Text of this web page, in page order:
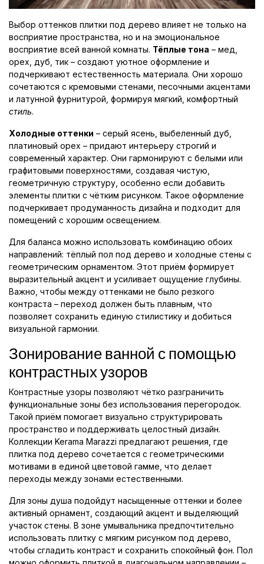
Выбор оттенков плитки под дерево влияет не только на
восприятие пространства, но и на эмоциональное
восприятие всей ванной комнаты. Тёплые тона – мед,
орех, дуб, тик – создают уютное оформление и
подчеркивают естественность материала. Они хорошо
сочетаются с кремовыми стенами, песочными акцентами
и латунной фурнитурой, формируя мягкий, комфортный
стиль.
Холодные оттенки – серый ясень, выбеленный дуб,
платиновый орех – придают интерьеру строгий и
современный характер. Они гармонируют с белыми или
графитовыми поверхностями, создавая чистую,
геометричную структуру, особенно если добавить
элементы плитки с чётким рисунком. Такое оформление
подчеркивает продуманность дизайна и подходит для
помещений с хорошим освещением.
Для баланса можно использовать комбинацию обоих
направлений: тёплый пол под дерево и холодные стены с
геометрическим орнаментом. Этот приём формирует
выразительный акцент и усиливает ощущение глубины.
Важно, чтобы между оттенками не было резкого
контраста – переход должен быть плавным, что
позволяет сохранить единую стилистику и добиться
визуальной гармонии.
Зонирование ванной с помощью
контрастных узоров
Контрастные узоры позволяют чётко разграничить
функциональные зоны без использования перегородок.
Такой приём помогает визуально структурировать
пространство и поддерживать целостный дизайн.
Коллекции Kerama Marazzi предлагают решения, где
плитка под дерево сочетается с геометрическими
мотивами в единой цветовой гамме, что делает
переходы между зонами естественными.
Для зоны душа подойдут насыщенные оттенки и более
активный орнамент, создающий акцент и выделяющий
участок стены. В зоне умывальника предпочтительно
использовать плитку с мягким рисунком под дерево,
чтобы сгладить контраст и сохранить спокойный фон. Пол